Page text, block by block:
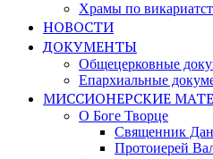
Храмы по
НОВОСТИ
ДОКУМЕНТЫ
Общецерковные
Епархиальные
МИССИОНЕРСКИЕ
О Боге Творце
Священник
Протоиерей